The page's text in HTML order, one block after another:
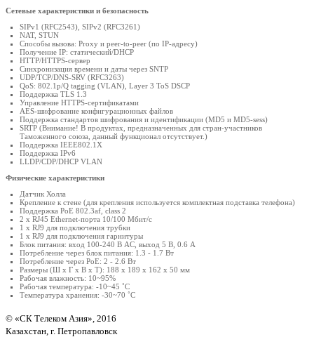
Сетевые характеристики и безопасность
SIPv1 (RFC2543), SIPv2 (RFC3261)
NAT, STUN
Способы вызова: Proxy и peer-to-peer (по IP-адресу)
Получение IP: статический/DHCP
HTTP/HTTPS-сервер
Синхронизация времени и даты через SNTP
UDP/TCP/DNS-SRV (RFC3263)
QoS: 802.1p/Q tagging (VLAN), Layer 3 ToS DSCP
Поддержка TLS 1.3
Управление HTTPS-сертификатами
AES-шифрование конфигурационных файлов
Поддержка стандартов шифрования и идентификации (MD5 и MD5-sess)
SRTP (Внимание! В продуктах, предназначенных для стран-участников
Таможенного союза, данный функционал отсутствует.)
Поддержка IEEE802.1X
Поддержка IPv6
LLDP/CDP/DHCP VLAN
Физические характеристики
Датчик Холла
Крепление к стене (для крепления используется комплектная подставка телефона)
Поддержка PoE 802.3af, class 2
2 х RJ45 Ethernet-порта 10/100 Мбит/с
1 х RJ9 для подключения трубки
1 х RJ9 для подключения гарнитуры
Блок питания: вход 100-240 В AC, выход 5 В, 0.6 А
Потребление через блок питания: 1.3 - 1.7 Вт
Потребление через PoE: 2 - 2.6 Вт
Размеры (Ш х Г х В х Т): 188 х 189 х 162 х 50 мм
Рабочая влажность: 10~95%
Рабочая температура: -10~45 ˚C
Температура хранения: -30~70 ˚C
© «СК Телеком Азия», 2016
Казахстан, г. Петропавловск